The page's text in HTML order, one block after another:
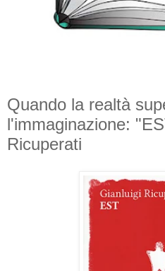
Quando la realtà
l'immaginazione:
Ricuperati